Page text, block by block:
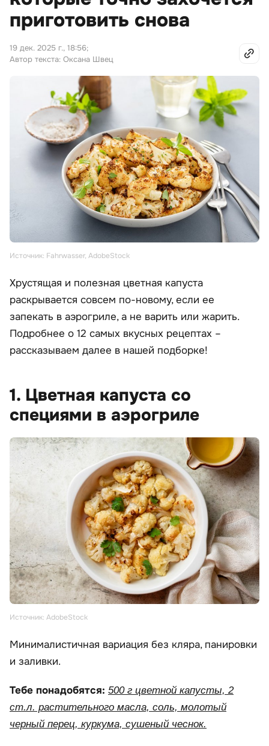
приготовить снова
19 дек. 2025 г., 18:56;
Автор текста: Оксана Швец
Источник: Fahrwasser, AdobeStock
Хрустящая и полезная цветная капуста
раскрывается совсем по-новому, если ее
запекать в аэрогриле, а не варить или жарить.
Подробнее о 12 самых вкусных рецептах –
рассказываем далее в нашей подборке!
1. Цветная капуста со
специями в аэрогриле
Источник: AdobeStock
Минималистичная вариация без кляра, панировки
и заливки.
Тебе понадобятся: 500 г цветной капусты, 2
ст.л. растительного масла, соль, молотый
черный перец, куркума, сушеный чеснок.